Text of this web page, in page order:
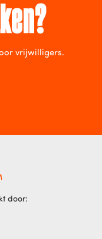
vrijwilligers.
door: